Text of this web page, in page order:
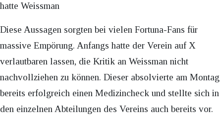
hatte Weissman
Diese Aussagen sorgten bei vielen Fortuna-Fans für
massive Empörung. Anfangs hatte der Verein auf X
verlautbaren lassen, die Kritik an Weissman nicht
nachvollziehen zu können. Dieser absolvierte am Montag
bereits erfolgreich einen Medizincheck und stellte sich in
den einzelnen Abteilungen des Vereins auch bereits vor.